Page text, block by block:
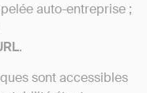
auto-entreprise ;
.
sont accessibles